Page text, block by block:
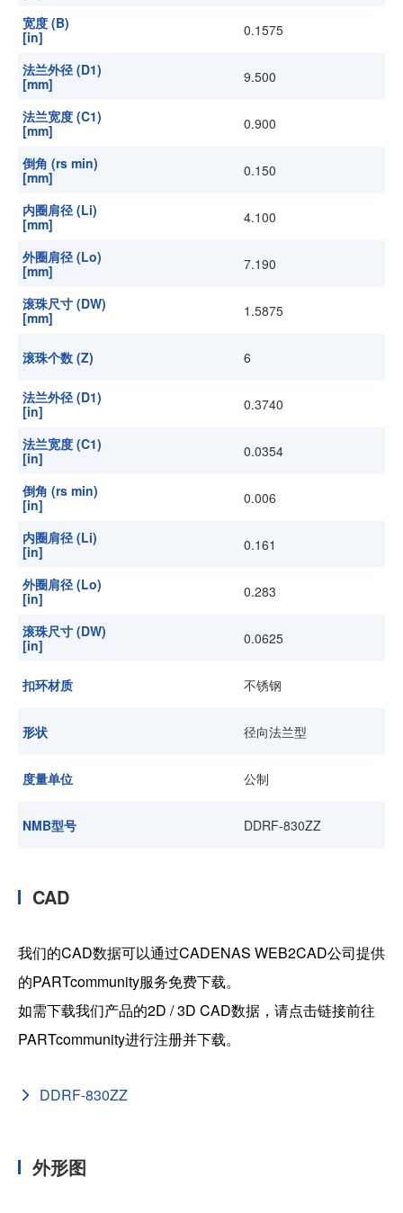
宽度 (B)
[in]
0.1575
法兰外径 (D1)
[mm]
9.500
法兰宽度 (C1)
[mm]
0.900
倒角 (rs min)
[mm]
0.150
内圈肩径 (Li)
[mm]
4.100
外圈肩径 (Lo)
[mm]
7.190
滚珠尺寸 (DW)
[mm]
1.5875
滚珠个数 (Z) 6
法兰外径 (D1)
[in]
0.3740
法兰宽度 (C1)
[in]
0.0354
倒角 (rs min)
[in]
0.006
内圈肩径 (Li)
[in]
0.161
外圈肩径 (Lo)
[in]
0.283
滚珠尺寸 (DW)
[in]
0.0625
扣环材质 不锈钢
形状 径向法兰型
度量单位 公制
NMB型号 DDRF-830ZZ
CAD
我们的CAD数据可以通过CADENAS WEB2CAD公司提供
的PARTcommunity服务免费下载。
如需下载我们产品的2D / 3D CAD数据，请点击链接前往
PARTcommunity进行注册并下载。
DDRF-830ZZ
外形图